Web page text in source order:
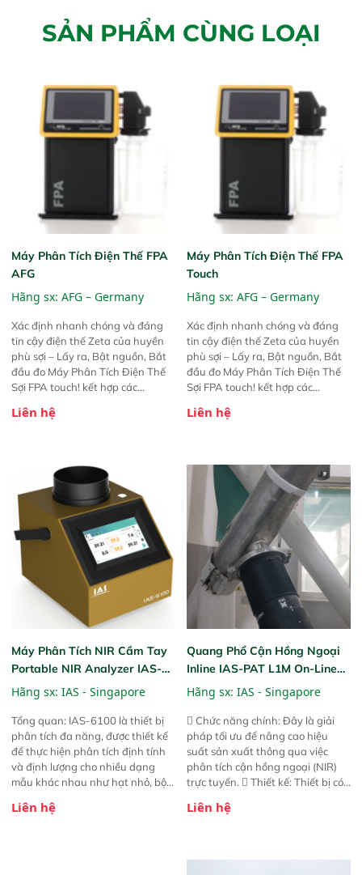
SẢN PHẨM CÙNG LOẠI
Máy Phân Tích Điện Thế FPA
AFG
Hãng sx: AFG – Germany
Xác định nhanh chóng và đáng
tin cậy điện thế Zeta của huyền
phù sợi – Lấy ra, Bật nguồn, Bắt
đầu đo Máy Phân Tích Điện Thế
Sợi FPA touch! kết hợp các
được chứng minh với sự đơn giản
trước đó. Nhưng so với các phiên
bản trước, FPA touch! nhỏ hơn và
nhẹ hơn đáng kể, đồng thời được
nâng cấp với các tính năng mới.
Liên hệ
Máy Phân Tích Điện Thế FPA
Touch
Hãng sx: AFG – Germany
Xác định nhanh chóng và đáng
tin cậy điện thế Zeta của huyền
phù sợi – Lấy ra, Bật nguồn, Bắt
đầu đo Máy Phân Tích Điện Thế
Sợi FPA touch! kết hợp các
được chứng minh với sự đơn giản
trước đó. Nhưng so với các phiên
bản trước, FPA touch! nhỏ hơn và
nhẹ hơn đáng kể, đồng thời được
nâng cấp với các tính năng mới.
Liên hệ
Máy Phân Tích NIR Cầm Tay
Portable NIR Analyzer IAS-
6100
Hãng sx: IAS - Singapore
Tổng quan: IAS-6100 là thiết bị
phân tích đa năng, được thiết kế
để thực hiện phân tích định tính
và định lượng cho nhiều dạng
mẫu khác nhau như hạt nhỏ, bột,
này cho phép bất kỳ ai cũng có
Liên hệ
Quang Phổ Cận Hồng Ngoại
Inline IAS-PAT L1M On-Line
NIR
Hãng sx: IAS - Singapore
 Chức năng chính: Đây là giải
pháp tối ưu để nâng cao hiệu
suất sản xuất thông qua việc
phân tích cận hồng ngoại (NIR)
trực tuyến.  Thiết kế: Thiết bị có
hỗ trợ tản nhiệt tăng cường và đã
năng theo dõi thông số theo thời
Liên hệ